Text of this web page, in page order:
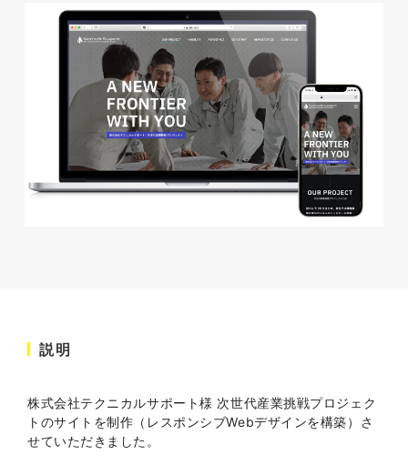
株式会社KDK様 コーポレート
#メーカー・製造業・工業・インフ
#HTML/CSSコーディング
#レスポンシブWebデザイン
杉野屋様 立春大福チラシ
#食品・飲食 #チラシ
株式会社三共様 会社案内パン
フレット
イラスト・キャラクター
#イラスト
#エコ・環境
#ぬいぐるみ
説明
株式会社テクニカルサポート様 次世代産業挑戦プロジェク
トのサイトを制作（レスポンシブWebデザインを構築）さ
せていただきました。